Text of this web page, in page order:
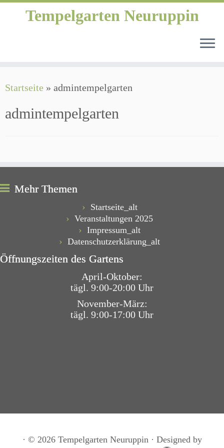
Tempelgarten Neuruppin
Startseite » admintempelgarten
admintempelgarten
Mehr Themen
Startseite_alt
Veranstaltungen 2025
Impressum_alt
Datenschutz­erklärung_alt
Öffnungszeiten des Gartens
April-Oktober:
tägl. 9:00-20:00 Uhr
November-März:
tägl. 9:00-17:00 Uhr
· © 2026 Tempelgarten Neuruppin· Designed by